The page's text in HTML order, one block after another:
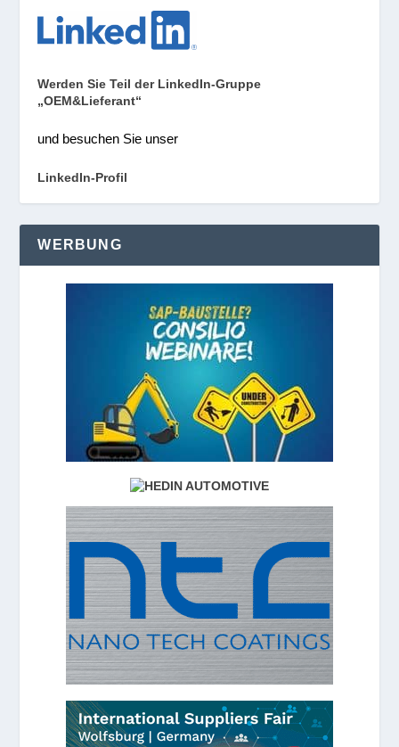
Werden Sie Teil der LinkedIn-Gruppe
„OEM&Lieferant“
und besuchen Sie unser
LinkedIn-Profil
WERBUNG